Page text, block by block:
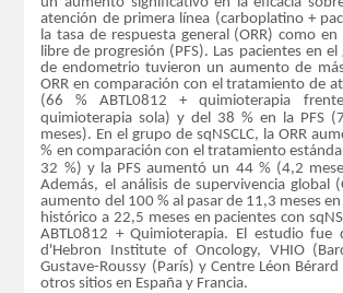
atención de primera línea (carboplatino +
la tasa de respuesta general (ORR) como
libre de progresión (PFS). Las pacientes en
de endometrio tuvieron un aumento de
ORR en comparación con el tratamiento de
(66 % ABTL0812 + quimioterapia
quimioterapia sola) y del 38 % en la PFS
meses). En el grupo de sqNSCLC, la ORR
% en comparación con el tratamiento
32 %) y la PFS aumentó un 44 % (4,2
Además, el análisis de supervivencia global
aumento del 100 % al pasar de 11,3 meses
histórico a 22,5 meses en pacientes con
ABTL0812 + Quimioterapia. El estudio fue
d'Hebron Institute of Oncology, VHIO
Gustave-Roussy (París) y Centre Léon
otros sitios en España y Francia.